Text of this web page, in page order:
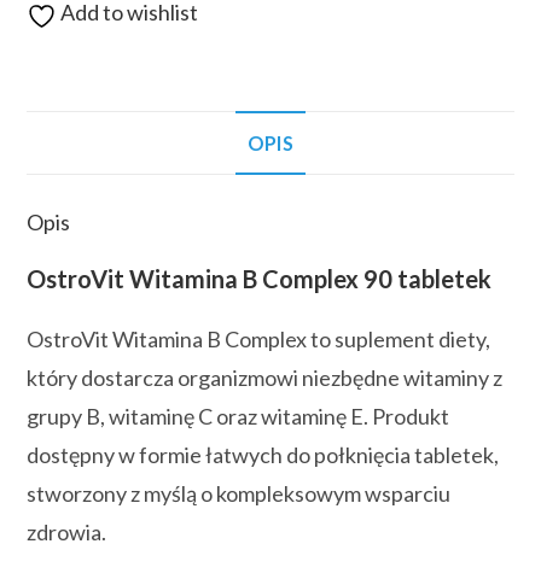
Add to wishlist
OPIS
Opis
OstroVit Witamina B Complex 90 tabletek
OstroVit Witamina B Complex to suplement diety,
który dostarcza organizmowi niezbędne witaminy z
grupy B, witaminę C oraz witaminę E. Produkt
dostępny w formie łatwych do połknięcia tabletek,
stworzony z myślą o kompleksowym wsparciu
zdrowia.